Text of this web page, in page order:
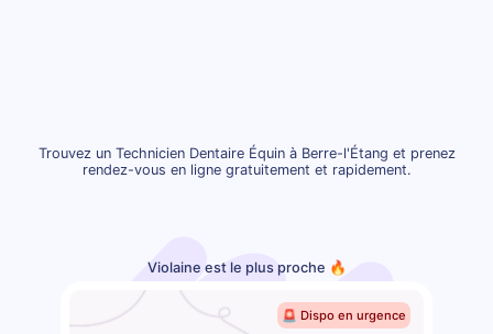
Trouvez un Technicien Dentaire Équin à Berre-l'Étang et prenez
rendez-vous en ligne gratuitement et rapidement.
Violaine est le plus proche 🔥
🚨 Dispo en urgence